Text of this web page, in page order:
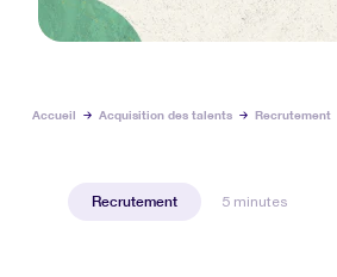
Accueil Acquisition des talents Recrutement
Recrutement 5 minutes